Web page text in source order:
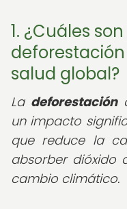
1. ¿Cuáles
salud global?
La deforestación
un impacto
que reduce la
absorber dióxido
cambio climático.